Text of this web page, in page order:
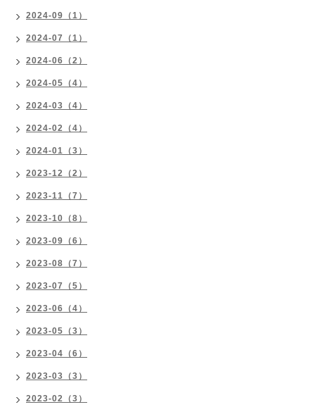
2024-09（1）
2024-07（1）
2024-06（2）
2024-05（4）
2024-03（4）
2024-02（4）
2024-01（3）
2023-12（2）
2023-11（7）
2023-10（8）
2023-09（6）
2023-08（7）
2023-07（5）
2023-06（4）
2023-05（3）
2023-04（6）
2023-03（3）
2023-02（3）